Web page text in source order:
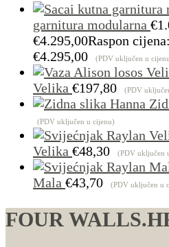
garnitura modularna €
€4.295,00Raspon
€4.295,00
(PDV uključen u
Velika €197,80 (PDV
(PDV uključen u cijenu)
Velika €48,30 (PDV uključen
Mala €43,70 (PDV uključen u
FOUR